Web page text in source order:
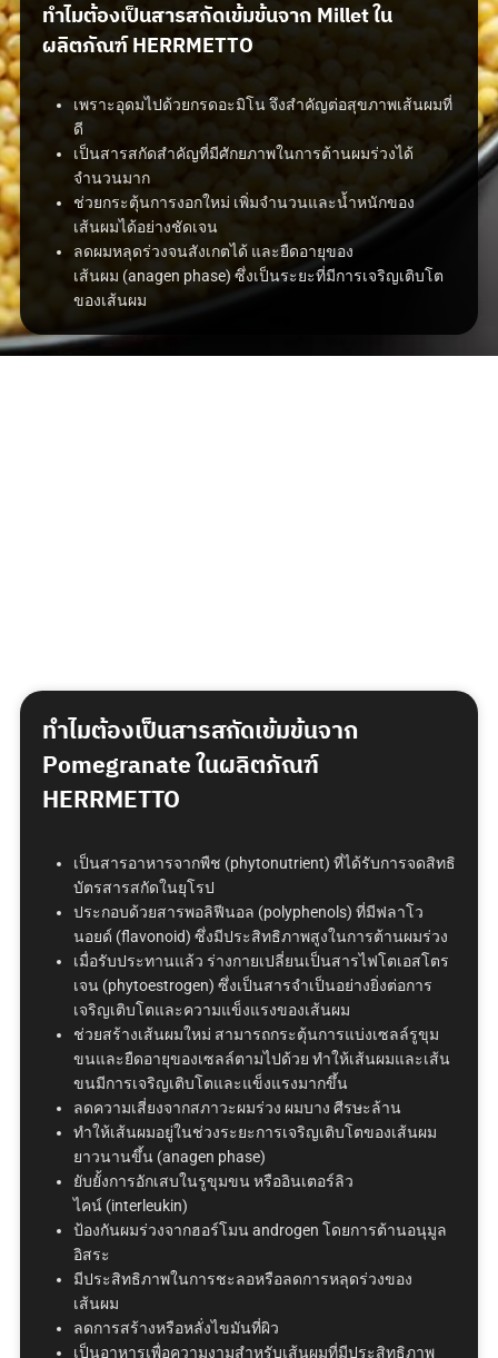
ทำไมต้องเป็นสารสกัดเข้มข้นจาก Millet ใน
ผลิตภัณฑ์ HERRMETTO
เพราะอุดมไปด้วยกรดอะมิโนจึงสำคัญต่อสุขภาพเส้นผมที่
ดี
เป็นสารสกัดสำคัญที่มีศักยภาพในการต้านผมร่วงได้
จำนวนมาก
ช่วยกระตุ้นการงอกใหม่ เพิ่มจำนวนและน้ำหนักของ
เส้นผมได้อย่างชัดเจน
ลดผมหลุดร่วงจนสังเกตได้ และยืดอายุของ
เส้นผม (anagen phase) ซึ่งเป็นระยะที่มีการเจริญเติบโต
ของเส้นผม
ทำไมต้องเป็นสารสกัดเข้มข้นจาก
Pomegranate ในผลิตภัณฑ์
HERRMETTO
เป็นสารอาหารจากพืช (phytonutrient) ที่ได้รับการจดสิทธิ
บัตรสารสกัดในยุโรป
ประกอบด้วยสารพอลิฟีนอล (polyphenols) ที่มีฟลาโว
นอยด์ (flavonoid) ซึ่งมีประสิทธิภาพสูงในการต้านผมร่วง
เมื่อรับประทานแล้ว ร่างกายเปลี่ยนเป็นสารไฟโตเอสโตร
เจน (phytoestrogen) ซึ่งเป็นสารจำเป็นอย่างยิ่งต่อการ
เจริญเติบโตและความแข็งแรงของเส้นผม
ช่วยสร้างเส้นผมใหม่ สามารถกระตุ้นการแบ่งเซลล์รูขุม
ขนและยืดอายุของเซลล์ตามไปด้วย ทำให้เส้นผมและเส้น
ขนมีการเจริญเติบโตและแข็งแรงมากขึ้น
ลดความเสี่ยงจากสภาวะผมร่วง ผมบาง ศีรษะล้าน
ทำให้เส้นผมอยู่ในช่วงระยะการเจริญเติบโตของเส้นผม
ยาวนานขึ้น (anagen phase)
ยับยั้งการอักเสบในรูขุมขนหรืออินเตอร์ลิว
ไคน์ (interleukin)
ป้องกันผมร่วงจากฮอร์โมนandrogen โดยการต้านอนุมูล
อิสระ
มีประสิทธิภาพในการชะลอหรือลดการหลุดร่วงของ
เส้นผม
ลดการสร้างหรือหลั่งไขมันที่ผิว
เป็นอาหารเพื่อความงามสำหรับเส้นผมที่มีประสิทธิภาพ